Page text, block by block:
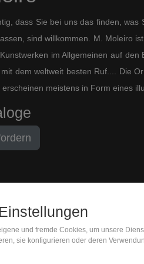
dass Sie bei uns das finden, was
sind willkommen. M. Moleiro
im Allgemeinen auf
dem weltweit besten Ruf.... Die
meistens in Form eines
932 402 091
und fremde Cookies, um unsere
sie konfigurieren oder deren